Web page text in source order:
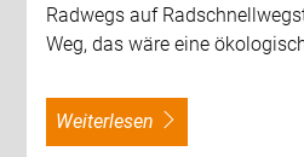
Radwegs auf
Weg, das wäre eine
weiterlesen